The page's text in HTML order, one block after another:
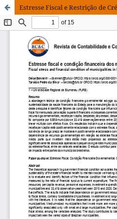
Estresse Fiscal e Restrição de